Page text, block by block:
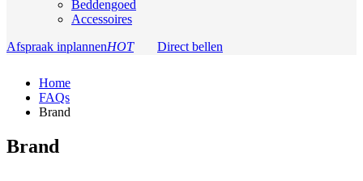
Beddengoed
Accessoires
Afspraak inplannenHOT Direct bellen
Home
FAQs
Brand
Brand